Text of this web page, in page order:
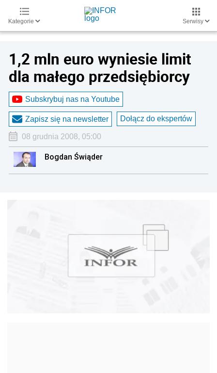
Kategorie Serwisy
1,2 mln euro wyniesie limit
dla małego przedsiębiorcy
Subskrybuj nas na Youtube
Zapisz się na newsletter Dołącz do ekspertów
08 grudnia 2008, 05:00
Bogdan Świąder